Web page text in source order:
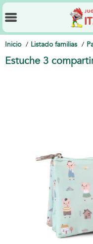
Inicio Listado familias
Estuche 3